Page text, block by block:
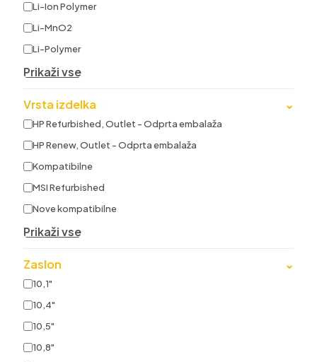
Li-Ion Polymer
Li-MnO2
Li-Polymer
Prikaži vse
Vrsta izdelka ⌄
HP Refurbished, Outlet - Odprta embalaža
HP Renew, Outlet - Odprta embalaža
Kompatibilne
MSI Refurbished
Nove kompatibilne
Prikaži vse
Zaslon ⌄
10,1"
10,4"
10,5"
10,8"